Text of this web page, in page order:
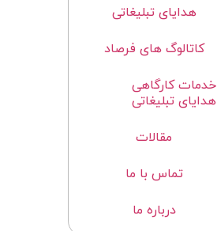
هدایای تبلیغاتی
کاتالوگ های فرصاد
خدمات کارگاهی
هدایای تبلیغاتی
مقالات
تماس با ما
درباره ما